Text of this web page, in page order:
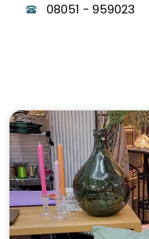
08051 - 959023